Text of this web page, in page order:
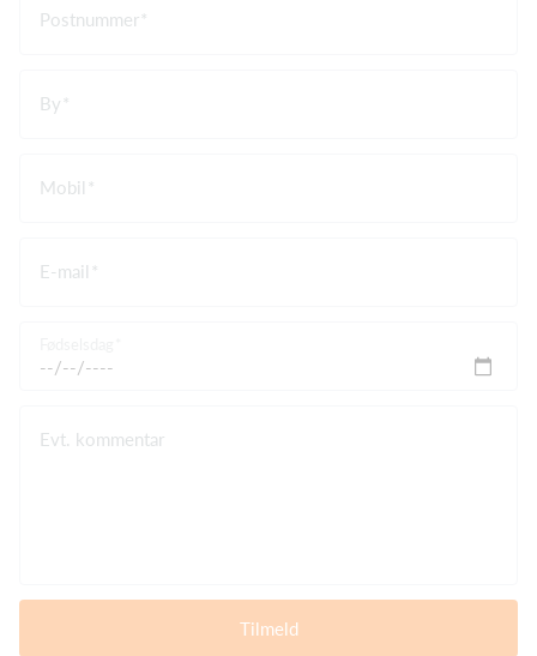
Postnummer
By
Mobil
E-mail
Evt. kommentar
Tilmeld